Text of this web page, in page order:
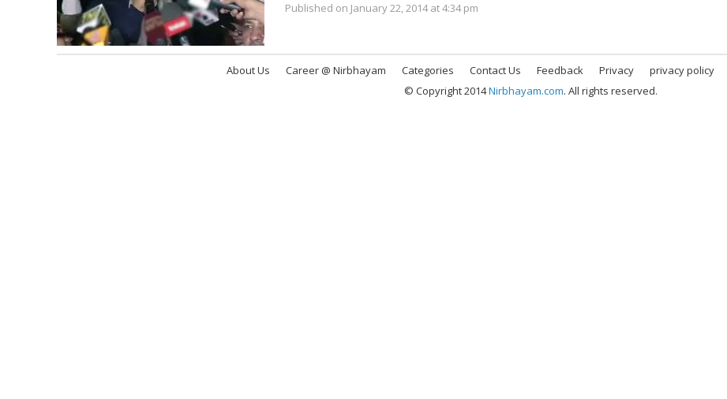
Published on January 22, 2014 at 4:34 pm
About Us Career @ Nirbhayam Categories Contact Us Feedback Privacy privacy policy
© Copyright 2014Nirbhayam.com. All rights reserved.